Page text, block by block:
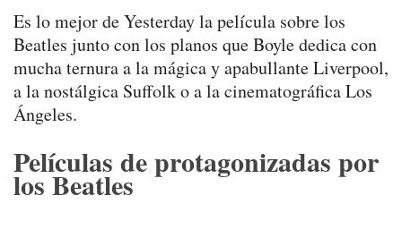
Es lo mejor de Yesterday la película sobre los
Beatles junto con los planos que Boyle dedica con
mucha ternura a la mágica y apabullante Liverpool,
a la nostálgica Suffolk o a la cinematográfica Los
Ángeles.
Películas de protagonizadas por
los Beatles